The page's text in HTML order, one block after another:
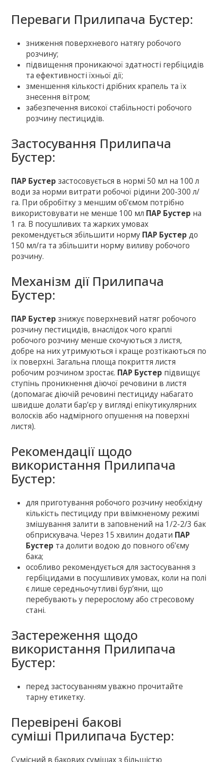
Переваги Прилипача Бустер:
зниження поверхневого натягу робочого
розчину;
підвищення проникаючої здатності гербіцидів
та ефективності їхньої дії;
зменшення кількості дрібних крапель та їх
знесення вітром;
забезпечення високої стабільності робочого
розчину пестицидів.
Застосування Прилипача
Бустер:
ПАР Бустер застосовується в нормі 50 мл на 100 л
води за норми витрати робочої рідини 200-300 л/
га. При обробітку з меншим об’ємом потрібно
використовувати не менше 100 мл ПАР Бустер на
1 га. В посушливих та жарких умовах
рекомендується збільшити норму ПАР Бустер до
150 мл/га та збільшити норму виливу робочого
розчину.
Механізм дії Прилипача
Бустер:
ПАР Бустер знижує поверхневий натяг робочого
розчину пестицидів, внаслідок чого краплі
робочого розчину менше скочуються з листя,
добре на них утримуються і краще розтікаються по
їх поверхні. Загальна площа покриття листя
робочим розчином зростає. ПАР Бустер підвищує
ступінь проникнення діючої речовини в листя
(допомагає діючій речовині пестициду набагато
швидше долати бар’єр у вигляді епікутикулярних
волосків або надмірного опушення на поверхні
листя).
Рекомендації щодо
використання Прилипача
Бустер:
для приготування робочого розчину необхідну
кількість пестициду при ввімкненому режимі
змішування залити в заповнений на 1/2-2/3 бак
обприскувача. Через 15 хвилин додати ПАР
Бустер та долити водою до повного об’єму
бака;
особливо рекомендується для застосування з
гербіцидами в посушливих умовах, коли на полі
є лише середньочутливі бур’яни, що
перебувають у перерослому або стресовому
стані.
Застереження щодо
використання Прилипача
Бустер:
перед застосуванням уважно прочитайте
тарну етикетку.
Перевірені бакові
суміші Прилипача Бустер:
Сумісний в бакових сумішах з більшістю